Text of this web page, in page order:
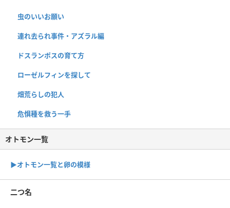
虫のいいお願い
連れ去られ事件・アズラル編
ドスランポスの育て方
ローゼルフィンを探して
畑荒らしの犯人
危惧種を救う一手
オトモン一覧
▶︎オトモン一覧と卵の模様
二つ名